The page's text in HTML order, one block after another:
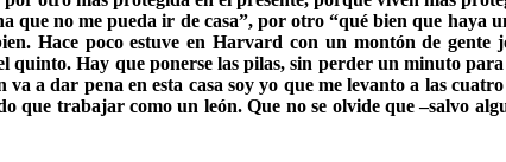
no me pueda ir de casa”, por otro “qué bien que haya
Hace poco estuve en Harvard con un montón de gente
Hay que ponerse las pilas, sin perder un minuto
a dar pena en esta casa soy yo que me levanto a las
que trabajar como un león. Que no se olvide que –salvo